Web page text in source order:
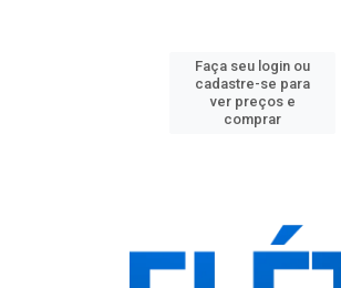
Faça seu login ou
cadastre-se para
ver preços e
comprar